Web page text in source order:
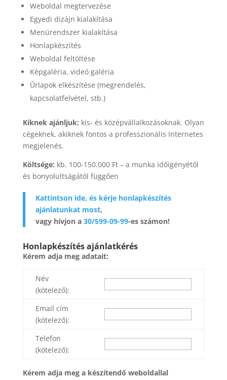
Weboldal megtervezése
Egyedi dizájn kialakítása
Menürendszer kialakítása
Honlapkészítés
Weboldal feltöltése
Képgaléria, videó galéria
Űrlapok elkészítése (megrendelés,
kapcsolatfelvétel, stb.)
Kiknek ajánljuk: kis- és középvállalkozásoknak. Olyan
cégeknek, akiknek fontos a professzionális Internetes
megjelenés.
Költsége: kb. 100-150.000 Ft – a munka időigényétől
és bonyolultságától függően
Kattintson ide, és kérje honlapkészítés
ajánlatunkat most,
vagy hívjon a 30/599-09-99-es számon!
Honlapkészítés ajánlatkérés
Kérem adja meg adatait:
Név
(kötelező):
Email cím
(kötelező):
Telefon
(kötelező):
Kérem adja meg a készítendő weboldallal